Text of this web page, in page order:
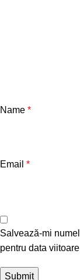
Name*
Email*
Salvează-mi
pentru data